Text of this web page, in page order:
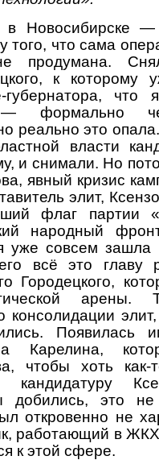
Новосибирске —
что сама
к которому
что
формально
реально это
власти
и снимали. Но
явный кризис
элит,
флаг партии
народный
уже совсем зашла
всё это главу
Городецкого,
арены.
консолидации
Появилась
Карелина,
чтобы хоть как-
кандидатуру
добились, это
откровенно не
работающий в
к этой сфере.